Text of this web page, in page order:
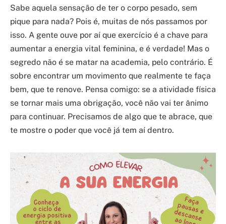
Sabe aquela sensação de ter o corpo pesado, sem
pique para nada? Pois é, muitas de nós passamos por
isso. A gente ouve por aí que exercício é a chave para
aumentar a energia vital feminina, e é verdade! Mas o
segredo não é se matar na academia, pelo contrário. É
sobre encontrar um movimento que realmente te faça
bem, que te renove. Pensa comigo: se a atividade física
se tornar mais uma obrigação, você não vai ter ânimo
para continuar. Precisamos de algo que te abrace, que
te mostre o poder que você já tem aí dentro.